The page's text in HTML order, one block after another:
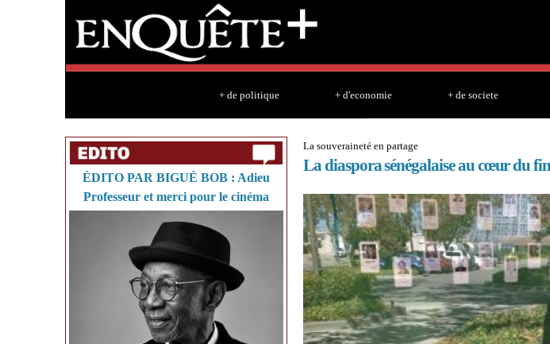
+ de politique + d'economie + de societe
ÉDITO PAR BIGUÉ BOB : Adieu
Professeur et merci pour le cinéma
La souveraineté en partage
La diaspora sénégalaise au cœur du